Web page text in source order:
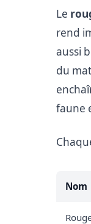
Le
rend
aussi
du
faune
Nom